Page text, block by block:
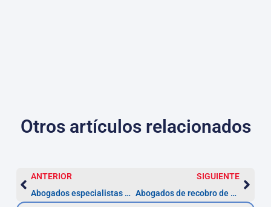
Otros artículos relacionados
ANTERIOR
Abogados especialistas en okupas en Elche
SIGUIENTE
Abogados de recobro de deudas en Elche